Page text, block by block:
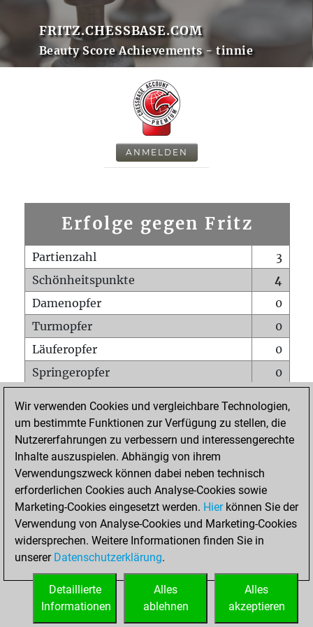
FRITZ.CHESSBASE.COM
Beauty Score Achievements - tinnie
ANMELDEN
Erfolge gegen Fritz
Partienzahl
3
Schönheitspunkte
4
Damenopfer
0
Turmopfer
0
Läuferopfer
0
Springeropfer
0
Matt auf vollem Brett
0
Bauer setzt Matt
0
Erstickte Matts
Unterverwandlungen
Türme auf der siebten
0
STARTSEITE
Wir verwenden Cookies und vergleichbare Technologien,
um bestimmte Funktionen zur Verfügung zu stellen, die
Nutzererfahrungen zu verbessern und interessengerechte
Inhalte auszuspielen. Abhängig von ihrem
Verwendungszweck können dabei neben technisch
erforderlichen Cookies auch Analyse-Cookies sowie
Marketing-Cookies eingesetzt werden. Hierkönnen Sie der
Verwendung von Analyse-Cookies und Marketing-Cookies
widersprechen. Weitere Informationen finden Sie in
unserer Datenschutzerklärung.
Alles
akzeptieren
Alles
ablehnen
Detaillierte
Informationen